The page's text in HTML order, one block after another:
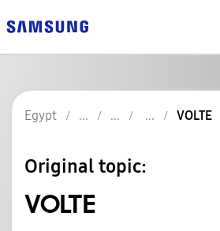
Egypt VOLTE
Original topic:
VOLTE